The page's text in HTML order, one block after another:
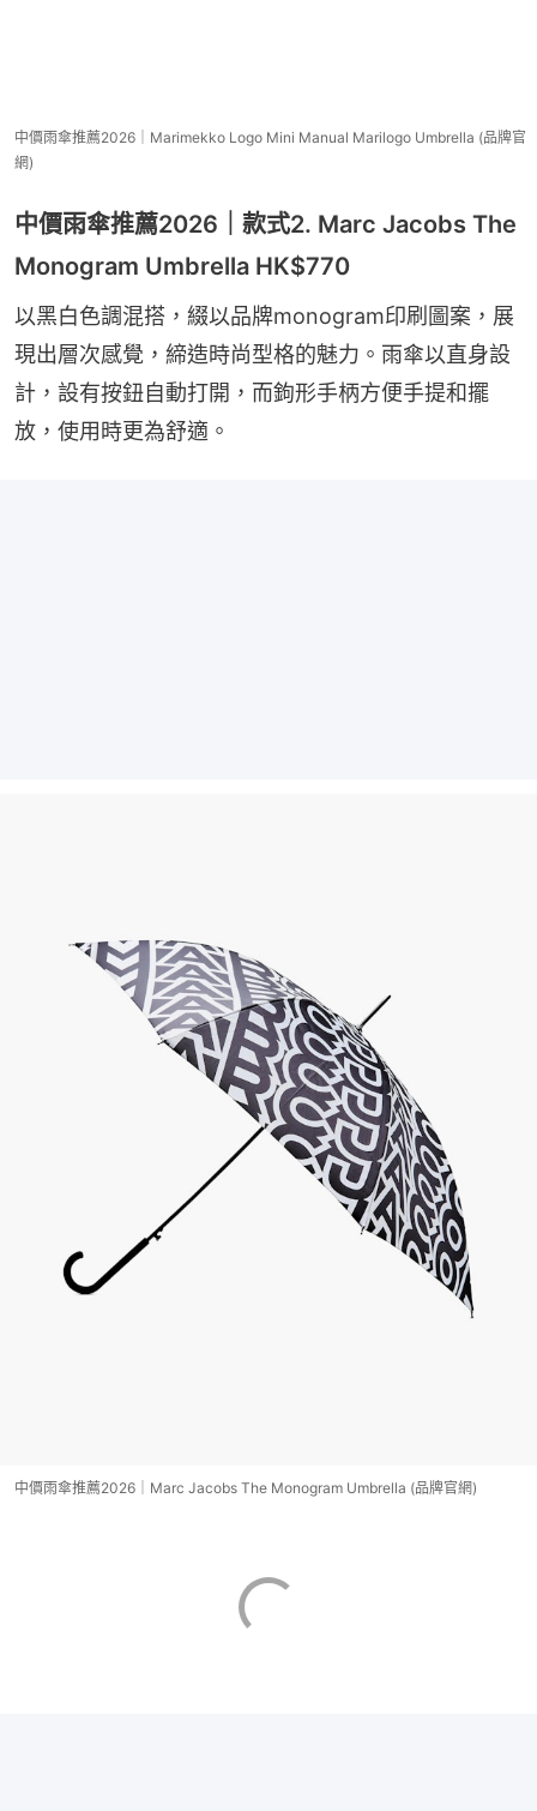
中價雨傘推薦2026｜Marimekko Logo Mini Manual Marilogo Umbrella (品牌官
網)
中價雨傘推薦2026｜款式2. Marc Jacobs The
Monogram Umbrella HK$770
以黑白色調混搭，綴以品牌monogram印刷圖案，展
現出層次感覺，締造時尚型格的魅力。雨傘以直身設
計，設有按鈕自動打開，而鉤形手柄方便手提和擺
放，使用時更為舒適。
中價雨傘推薦2026｜Marc Jacobs The Monogram Umbrella (品牌官網)